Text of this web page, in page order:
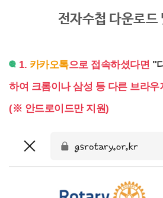
전자수첩 다운로드
1. 카카오톡으로 접속하셨다면 "
하여 크롬이나 삼성 등 다른 브라우
(※ 안드로이드만 지원)